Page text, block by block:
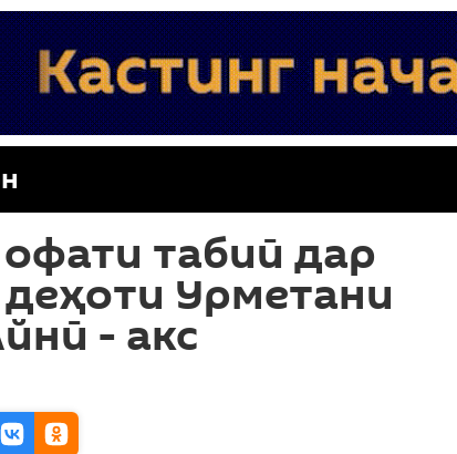
табиӣ дар
Урметани
- акс